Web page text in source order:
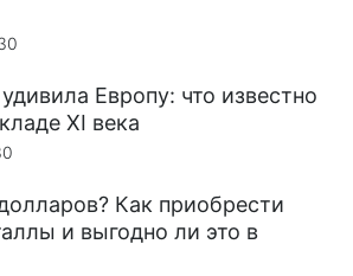
Европу: что известно
XI века
Как приобрести
и выгодно ли это в